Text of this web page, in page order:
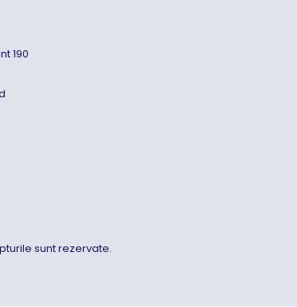
190
sunt rezervate.